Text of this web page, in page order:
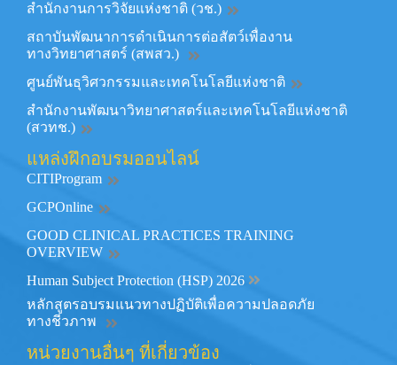
สำนักงานการวิจัยแห่งชาติ (วช.)
สถาบันพัฒนาการดำเนินการต่อสัตว์เพื่องาน
ทางวิทยาศาสตร์ (สพสว.)
ศูนย์พันธุวิศวกรรมและเทคโนโลยีแห่งชาติ
สำนักงานพัฒนาวิทยาศาสตร์และเทคโนโลยีแห่งชาติ
(สวทช.)
แหล่งฝึกอบรมออนไลน์
CITIProgram
GCPOnline
GOOD CLINICAL PRACTICES TRAINING
OVERVIEW
Human Subject Protection (HSP) 2026
หลักสูตรอบรมแนวทางปฏิบัติเพื่อความปลอดภัย
ทางชีวภาพ
หน่วยงานอื่นๆ ที่เกี่ยวข้อง